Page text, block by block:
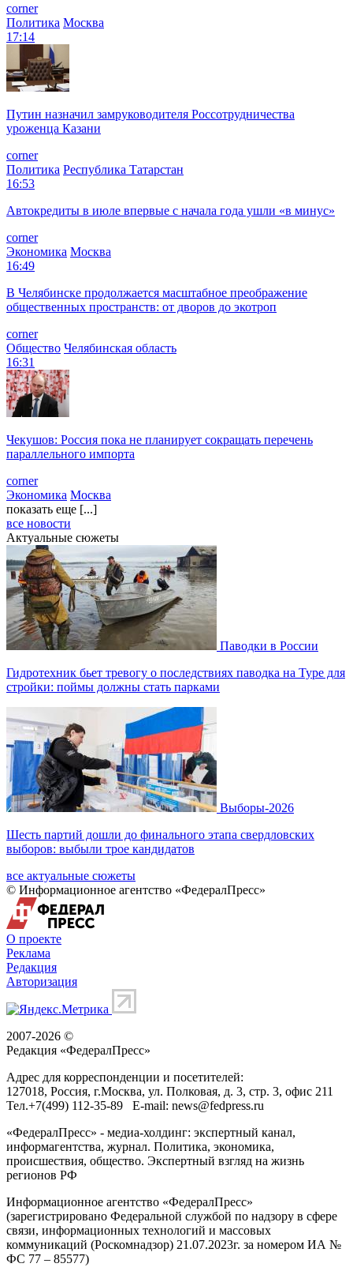
corner
Политика Москва
17:14
Путин назначил замруководителя Россотрудничества
уроженца Казани
corner
Политика Республика Татарстан
16:53
Автокредиты в июле впервые с начала года ушли «в минус»
corner
Экономика Москва
16:49
В Челябинске продолжается масштабное преображение
общественных пространств: от дворов до экотроп
corner
Общество Челябинская область
16:31
Чекушов: Россия пока не планирует сокращать перечень
параллельного импорта
corner
Экономика Москва
показать еще [...]
все новости
Актуальные сюжеты
Паводки в России
Гидротехник бьет тревогу о последствиях паводка на Туре для
стройки: поймы должны стать парками
Выборы-2026
Шесть партий дошли до финального этапа свердловских
выборов: выбыли трое кандидатов
все актуальные сюжеты
© Информационное агентство «ФедералПресс»
О проекте
Реклама
Редакция
Авторизация
2007-2026 ©
Редакция «ФедералПресс»
Адрес для корреспонденции и посетителей:
127018, Россия, г.Москва, ул. Полковая, д. 3, стр. 3, офис 211
Тел.+7(499) 112-35-89 E-mail: news@fedpress.ru
«ФедералПресс» - медиа-холдинг: экспертный канал,
информагентства, журнал. Политика, экономика,
происшествия, общество. Экспертный взгляд на жизнь
регионов РФ
Информационное агентство «ФедералПресс»
(зарегистрировано Федеральной службой по надзору в сфере
связи, информационных технологий и массовых
коммуникаций (Роскомнадзор) 21.07.2023г. за номером ИА №
ФС 77 – 85577)